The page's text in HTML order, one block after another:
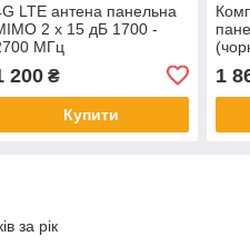
LTE антена панельна
2 x 15 дБ 1700 -
МГц
200₴
Купити
1
за рік